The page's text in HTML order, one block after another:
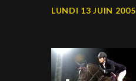
LUNDI 13 JUIN 2005